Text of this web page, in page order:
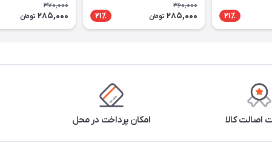
21٪
360,000
285,000 تومان 21٪
370,000
285,000 تومان
اصالت کالا امکان پرداخت در محل